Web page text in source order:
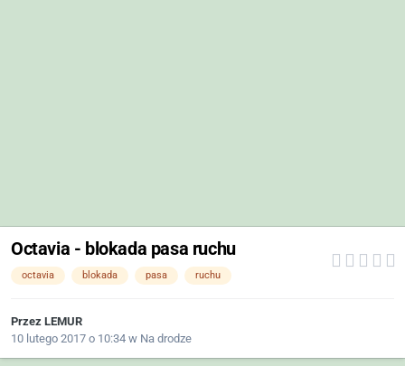
Octavia - blokada pasa ruchu
octavia blokada pasa ruchu
Przez LEMUR
10 lutego 2017 o 10:34 w Na drodze